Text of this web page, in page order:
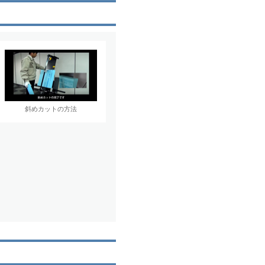
斜めカットの方法